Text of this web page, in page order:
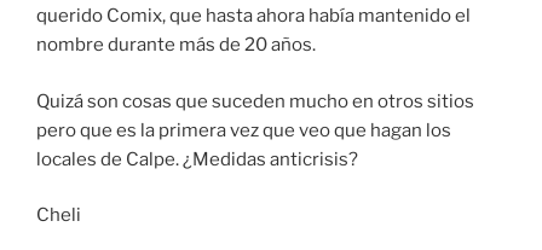
querido Comix, que hasta ahora había mantenido el
nombre durante más de 20 años.
Quizá son cosas que suceden mucho en otros sitios
pero que es la primera vez que veo que hagan los
locales de Calpe. ¿Medidas anticrisis?
Cheli